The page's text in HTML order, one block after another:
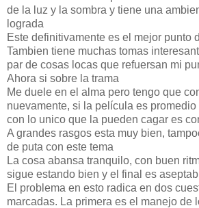
de la luz y la sombra y tiene una
lograda
Este definitivamente es el mejor punto
Tambien tiene muchas tomas
par de cosas locas que refuersan mi
Ahora si sobre la trama
Me duele en el alma pero tengo que
nuevamente, si la película es
con lo unico que la pueden cagar es
A grandes rasgos esta muy bien,
de puta con este tema
La cosa abansa tranquilo, con buen
sigue estando bien y el final es
El problema en esto radica en dos
marcadas. La primera es el manejo de